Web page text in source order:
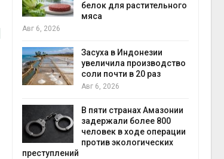
белок для растительного
мяса
Авг 6, 2026
Засуха в Индонезии
увеличила производство
соли почти в 20 раз
Авг 6, 2026
В пяти странах Амазонии
задержали более 800
человек в ходе операции
против экологических
преступлений